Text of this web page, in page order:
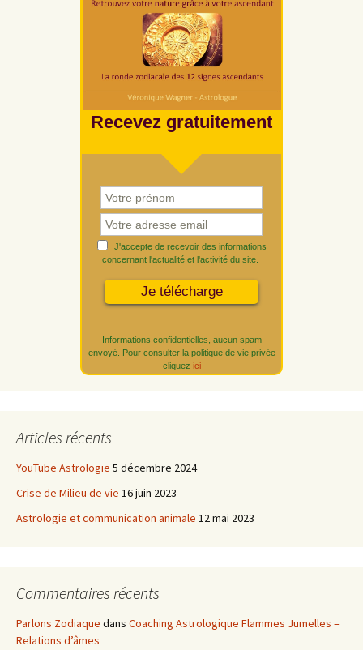
Recevez gratuitement
J'accepte de recevoir des informations
concernant l'actualité et l'activité du site.
Informations confidentielles, aucun spam
envoyé. Pour consulter la politique de vie privée
cliquez ici
Articles récents
YouTube Astrologie 5 décembre 2024
Crise de Milieu de vie 16 juin 2023
Astrologie et communication animale 12 mai 2023
Commentaires récents
Parlons Zodiaque dans Coaching Astrologique Flammes Jumelles –
Relations d’âmes